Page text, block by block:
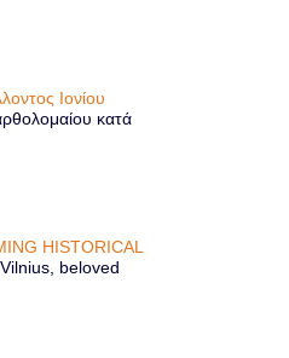
Ιονίου
κατά
HISTORICAL
beloved